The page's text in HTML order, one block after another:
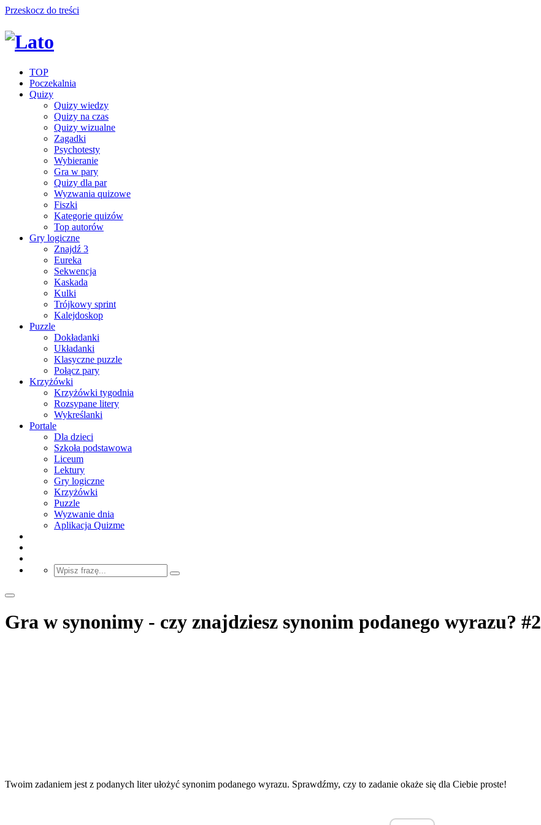
Przeskocz do treści
TOP
Poczekalnia
Quizy
Quizy wiedzy
Quizy na czas
Quizy wizualne
Zagadki
Psychotesty
Wybieranie
Gra w pary
Quizy dla par
Wyzwania quizowe
Fiszki
Kategorie quizów
Top autorów
Gry logiczne
Znajdź 3
Eureka
Sekwencja
Kaskada
Kulki
Trójkowy sprint
Kalejdoskop
Puzzle
Dokładanki
Układanki
Klasyczne puzzle
Połącz pary
Krzyżówki
Krzyżówki tygodnia
Rozsypane litery
Wykreślanki
Portale
Dla dzieci
Szkoła podstawowa
Liceum
Lektury
Gry logiczne
Krzyżówki
Puzzle
Wyzwanie dnia
Aplikacja Quizme
Gra w synonimy - czy znajdziesz synonim podanego wyrazu? #2
Twoim zadaniem jest z podanych liter ułożyć synonim podanego wyrazu. Sprawdźmy, czy to zadanie okaże się dla Ciebie proste!